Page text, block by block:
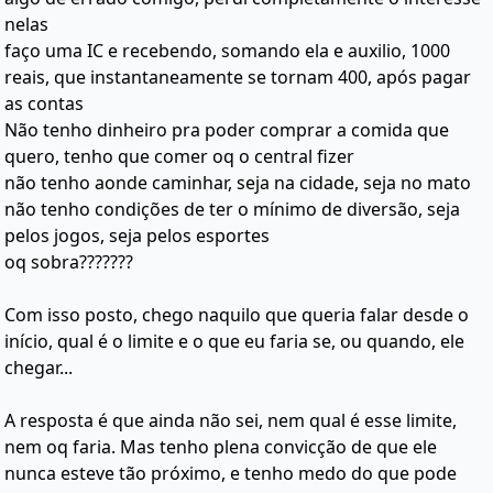
nelas
faço uma IC e recebendo, somando ela e auxilio, 1000
reais, que instantaneamente se tornam 400, após pagar
as contas
Não tenho dinheiro pra poder comprar a comida que
quero, tenho que comer oq o central fizer
não tenho aonde caminhar, seja na cidade, seja no mato
não tenho condições de ter o mínimo de diversão, seja
pelos jogos, seja pelos esportes
oq sobra???????
Com isso posto, chego naquilo que queria falar desde o
início, qual é o limite e o que eu faria se, ou quando, ele
chegar...
A resposta é que ainda não sei, nem qual é esse limite,
nem oq faria. Mas tenho plena convicção de que ele
nunca esteve tão próximo, e tenho medo do que pode